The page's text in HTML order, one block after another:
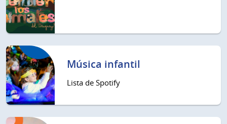
Música infantil
Lista de Spotify